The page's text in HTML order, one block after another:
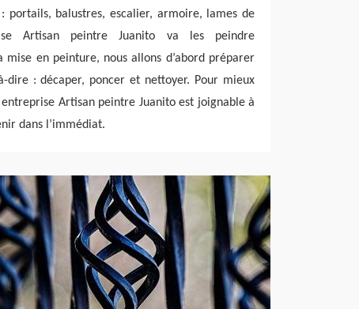
portails, balustres, escalier, armoire, lames de
Artisan peintre Juanito va les peindre
mise en peinture, nous allons d’abord préparer
dire : décaper, poncer et nettoyer. Pour mieux
Artisan peintre Juanito est joignable à
dans l’immédiat.